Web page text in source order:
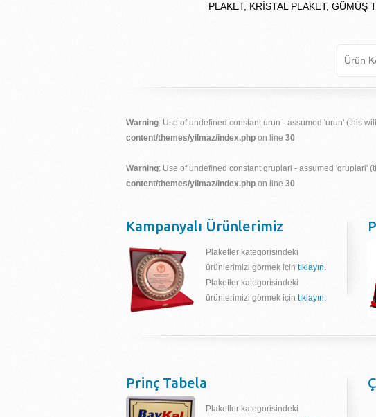
PLAKET, KRİSTAL PLAKET, GÜMÜŞ
Warning: Use of undefined constant urun - assumed 'urun' (this
content/themes/yilmaz/index.php on line 30
Warning: Use of undefined constant gruplari - assumed 'gruplari'
content/themes/yilmaz/index.php on line 30
Kampanyalı Ürünlerimiz
Plaketler kategorisindeki
ürünlerimizi görmek için tıklayın.
Plaketler kategorisindeki
ürünlerimizi görmek için tıklayın.
Prinç Tabela
Plaketler kategorisindeki